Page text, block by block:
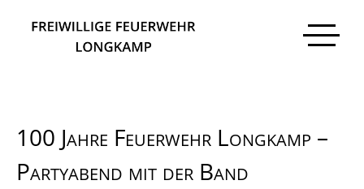
100 Jahre Feuerwehr Longkamp –
Partyabend mit der Band